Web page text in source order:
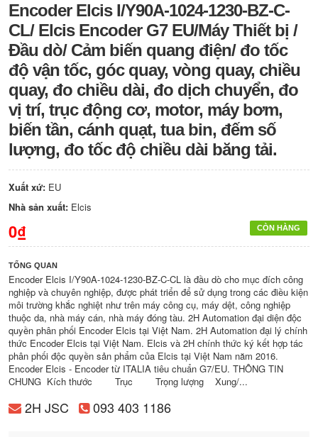
Encoder Elcis I/Y90A-1024-1230-BZ-C-
CL/ Elcis Encoder G7 EU/Máy Thiết bị /
Đầu dò/ Cảm biến quang điện/ đo tốc
độ vận tốc, góc quay, vòng quay, chiều
quay, đo chiều dài, đo dịch chuyển, đo
vị trí, trục động cơ, motor, máy bơm,
biến tần, cánh quạt, tua bin, đếm số
lượng, đo tốc độ chiều dài băng tải.
Xuất xứ: EU
Nhà sản xuất: Elcis
CÒN HÀNG
0₫
TỔNG QUAN
Encoder Elcis I/Y90A-1024-1230-BZ-C-CL là đầu dò cho mục đích công
nghiệp và chuyên nghiệp, được phát triển để sử dụng trong các điều kiện
môi trường khắc nghiệt như trên máy công cụ, máy dệt, công nghiệp
thuộc da, nhà máy cán, nhà máy đóng tàu. 2H Automation đại diện độc
quyền phân phối Encoder Elcis tại Việt Nam. 2H Automation đại lý chính
thức Encoder Elcis tại Việt Nam. Elcis và 2H chính thức ký kết hợp tác
phân phối độc quyền sản phẩm của Elcis tại Việt Nam năm 2016.
Encoder Elcis - Encoder từ ITALIA tiêu chuẩn G7/EU. THÔNG TIN
CHUNG Kích thước Trục Trọng lượng Xung/...
2H JSC 093 403 1186